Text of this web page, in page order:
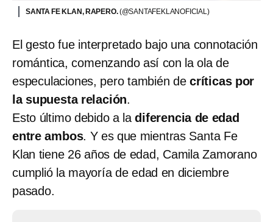
SANTA FE KLAN, RAPERO.(@SANTAFEKLANOFICIAL)
El gesto fue interpretado bajo una connotación
romántica, comenzando así con la ola de
especulaciones, pero también de críticas por
la supuesta relación.
Esto último debido a ladiferencia de edad
entre ambos. Y es que mientras Santa Fe
Klan tiene 26 años de edad, Camila Zamorano
cumplió la mayoría de edad en diciembre
pasado.